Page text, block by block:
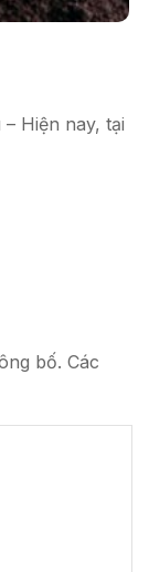
Hiện nay, tại
bố. Các